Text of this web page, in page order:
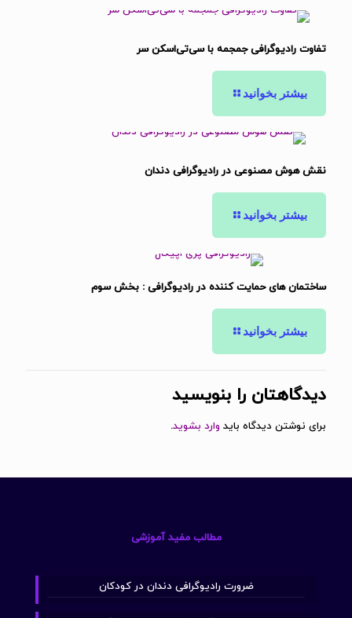
تفاوت رادیوگرافی جمجمه با سی‌تی‌اسکن سر
بیشتر بخوانید
نقش هوش مصنوعی در رادیوگرافی دندان
بیشتر بخوانید
ساختمان های حمایت کننده در رادیوگرافی : بخش سوم
بیشتر بخوانید
دیدگاهتان را بنویسید
برای نوشتن دیدگاه باید وارد بشوید.
مطالب مفید آموزشی
ضرورت رادیوگرافی دندان در کودکان